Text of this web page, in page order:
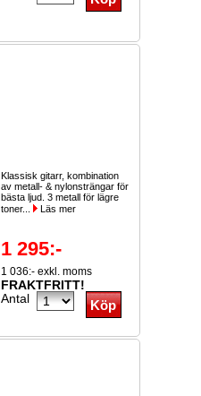
Klassisk gitarr, kombination
av metall- & nylonsträngar för
bästa ljud. 3 metall för lägre
toner...
Läs mer
1 295:-
1 036:- exkl. moms
FRAKTFRITT!
Antal